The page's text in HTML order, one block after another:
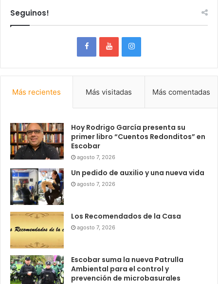
Seguinos!
Más recientes Más visitadas Más comentadas
Hoy Rodrigo García presenta su
primer libro “Cuentos Redonditos” en
Escobar
agosto 7, 2026
Un pedido de auxilio y una nueva vida
agosto 7, 2026
Los Recomendados de la Casa
agosto 7, 2026
Escobar suma la nueva Patrulla
Ambiental para el control y
prevención de microbasurales